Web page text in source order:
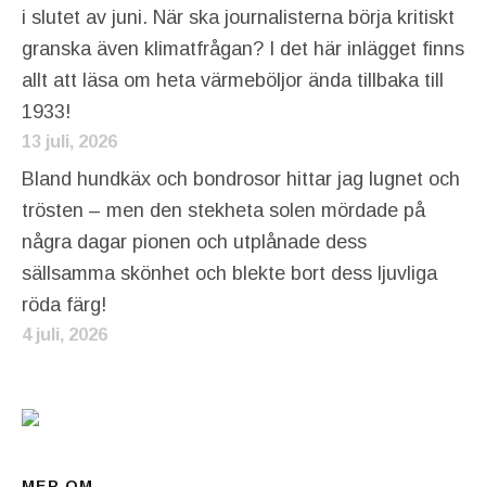
i slutet av juni. När ska journalisterna börja kritiskt
granska även klimatfrågan? I det här inlägget finns
allt att läsa om heta värmeböljor ända tillbaka till
1933!
13 juli, 2026
Bland hundkäx och bondrosor hittar jag lugnet och
trösten – men den stekheta solen mördade på
några dagar pionen och utplånade dess
sällsamma skönhet och blekte bort dess ljuvliga
röda färg!
4 juli, 2026